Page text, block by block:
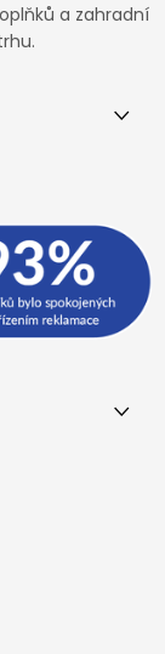
a zahradní